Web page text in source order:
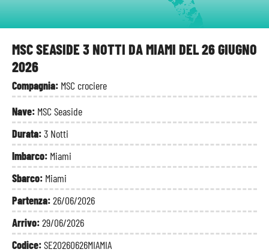
MSC SEASIDE 3 NOTTI DA MIAMI DEL 26 GIUGNO
2026
Compagnia: MSC crociere
Nave: MSC Seaside
Durata:3 Notti
Imbarco: Miami
Sbarco: Miami
Partenza:26/06/2026
Arrivo:29/06/2026
Codice:SE20260626MIAMIA